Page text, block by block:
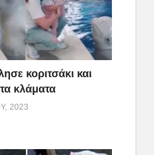
κοριτσάκι και
κλάματα
2023